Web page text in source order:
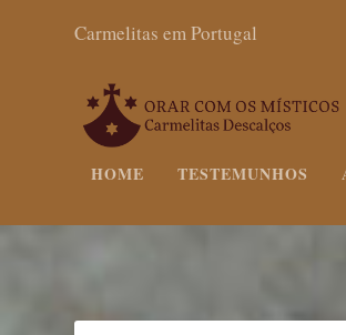
Carmelitas em Portugal
HOME TESTEMUNHOS